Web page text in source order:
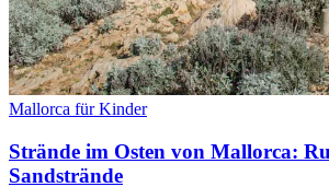
Mallorca für Kinder
Strände im Osten von Mallorca:
Sandstrände